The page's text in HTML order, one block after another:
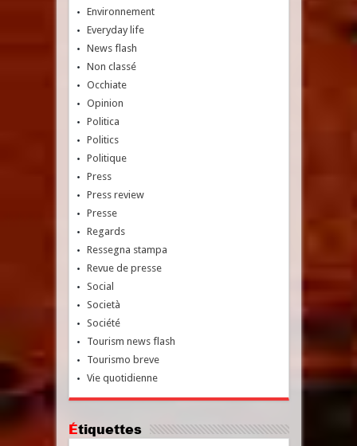
Environnement
Everyday life
News flash
Non classé
Occhiate
Opinion
Politica
Politics
Politique
Press
Press review
Presse
Regards
Ressegna stampa
Revue de presse
Social
Società
Société
Tourism news flash
Tourismo breve
Vie quotidienne
Étiquettes